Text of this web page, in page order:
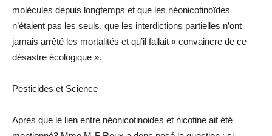
molécules depuis longtemps et que les néonicotinoïdes
n’étaient pas les seuls, que les interdictions partielles n’ont
jamais arrêté les mortalités et qu’il fallait « convaincre de ce
désastre écologique ».
Pesticides et Science
Après que le lien entre néonicotinoides et nicotine ait été